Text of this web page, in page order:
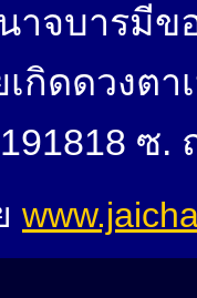
าจบารมี
กิดดวงตา
ซ.